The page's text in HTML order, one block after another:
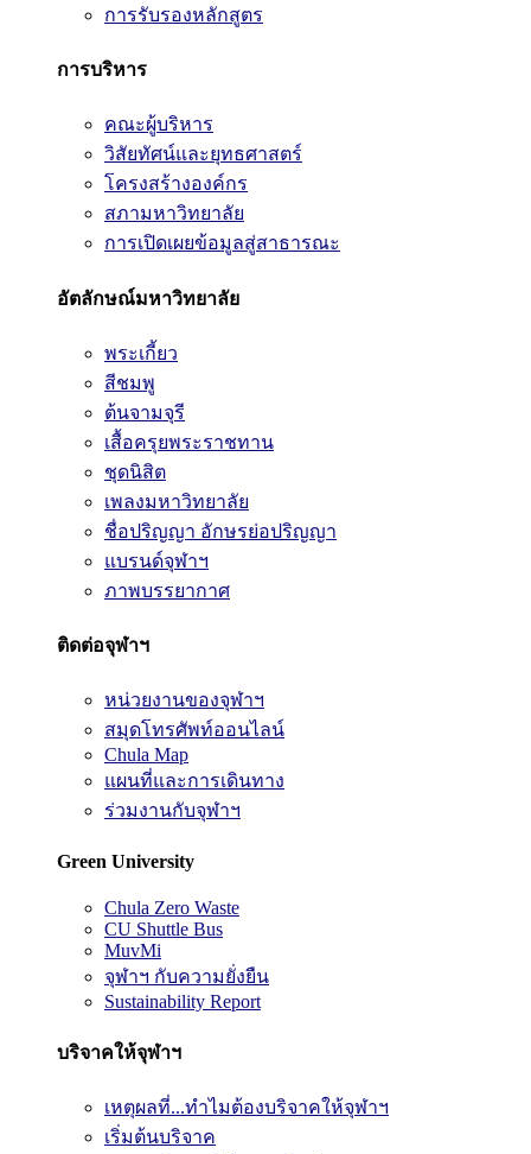
การรับรองหลักสูตร
การบริหาร
คณะผู้บริหาร
วิสัยทัศน์และยุทธศาสตร์
โครงสร้างองค์กร
สภามหาวิทยาลัย
การเปิดเผยข้อมูลสู่สาธารณะ
อัตลักษณ์มหาวิทยาลัย
พระเกี้ยว
สีชมพู
ต้นจามจุรี
เสื้อครุยพระราชทาน
ชุดนิสิต
เพลงมหาวิทยาลัย
ชื่อปริญญา อักษรย่อปริญญา
แบรนด์จุฬาฯ
ภาพบรรยากาศ
ติดต่อจุฬาฯ
หน่วยงานของจุฬาฯ
สมุดโทรศัพท์ออนไลน์
Chula Map
แผนที่และการเดินทาง
ร่วมงานกับจุฬาฯ
Green University
Chula Zero Waste
CU Shuttle Bus
MuvMi
จุฬาฯ กับความยั่งยืน
Sustainability Report
บริจาคให้จุฬาฯ
เหตุผลที่...ทำไมต้องบริจาคให้จุฬาฯ
เริ่มต้นบริจาค